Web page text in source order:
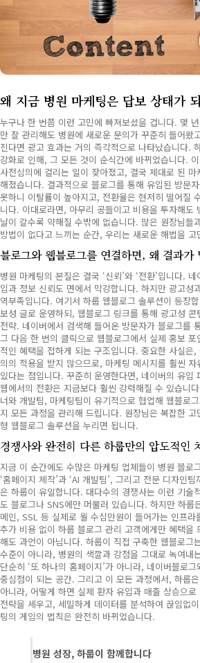
왜 지금 병원 마케팅은 답보 상태가
누구나 한 번쯤 이런 고민에 빠져보셨을 겁니다. 몇
만 잘 관리해도 병원에 새로운 문의가 꾸준히 들어왔
진다면 광고 효과는 거의 즉각적으로 나타났습니다.
강화로 인해, 그 모든 것이 순식간에 바뀌었습니다.
사전심의에 걸리는 일이 잦아졌고, 결국 제대로 된
해졌습니다. 결과적으로 블로그를 통해 유입된 방문
못하니 이탈률이 높아지고, 전환율은 현저히 떨어질
니다. 이대로라면, 아무리 공들이고 비용을 투자해도
날이 갈수록 약해질 수밖에 없습니다. 많은 원장님들
방법이 없다고 느끼는 순간, 우리는 새로운 해법을 고
블로그와 웹블로그를 연결하면, 왜 결과가
병원 마케팅의 본질은 결국 ‘신뢰’와 ‘전환’입니다.
입과 정보 신뢰도 면에서 막강합니다. 하지만 광고성
역부족입니다. 여기서 하룹 웹블로그 솔루션이 등장
보성 글로 운영하되, 웹블로그 링크를 통해 광고성
전략. 네이버에서 검색해 들어온 방문자가 블로그를
그 다음 한 번의 클릭으로 웹블로그에서 실제 홍보
적인 혜택을 접하게 되는 구조입니다. 중요한 사실은
의의 적용을 받지 않으므로, 마케팅 메시지를 훨씬
있다는 점입니다. 꾸준히 운영한다면, 네이버의 유입
웹에서의 전환은 지금보다 훨씬 강력해질 수 있습니
너와 개발팀, 마케팅팀이 유기적으로 협업해 웹블로
지 모든 과정을 관리해 드립니다. 원장님은 복잡한
형 웹블로그 솔루션을 누리면 됩니다.
경쟁사와 완전히 다른 하룹만의 압도적인
지금 이 순간에도 수많은 마케팅 업체들이 병원 블로
‘홈페이지 제작’과 ‘AI 개발팀’, 그리고 전문 디자인
은 하룹이 유일합니다. 대다수의 경쟁사는 이런 기술
도 블로그나 SNS에만 머물러 있습니다. 하지만 하룹
메인, SSL 등 실제로 월 수십만원이 들어가는 인프라
추가 비용 없이 하룹 블로그 관리 고객에게만 혜택을
해도 과언이 아닙니다. 하룹이 직접 구축한 웹블로그
수준이 아니라, 병원의 색깔과 강점을 그대로 녹여내
단순히 ‘또 하나의 홈페이지’가 아니라, 네이버블로
중심점이 되는 공간. 그리고 이 모든 과정에서, 하룹
아니라, 어떻게 하면 실제 환자 유입과 매출 상승으
전략을 세우고, 세밀하게 데이터를 분석하여 끊임없
팅의 게임의 법칙은 완전히 바뀌었습니다.
병원 성장, 하룹이 함께합니다